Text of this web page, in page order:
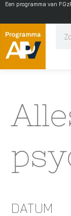
Een programma van
DATUM